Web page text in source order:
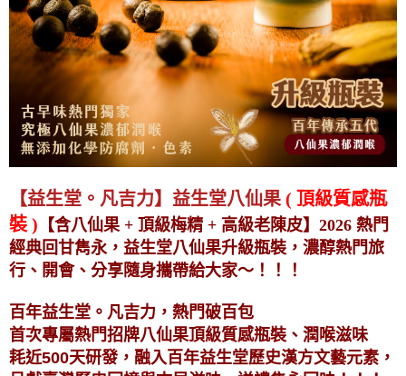
【益生堂。凡吉力】益生堂八仙果 ( 頂級質感瓶
裝 ) 【含八仙果 + 頂級梅精 + 高級老陳皮】2026 熱門
經典回甘雋永，益生堂八仙果升級瓶裝，濃醇熱門旅
行、開會、分享隨身攜帶給大家～！！！
百年益生堂。凡吉力，熱門破百包
首次專屬熱門招牌八仙果頂級質感瓶裝、潤喉滋味
耗近500天研發，融入百年益生堂歷史漢方文藝元素，